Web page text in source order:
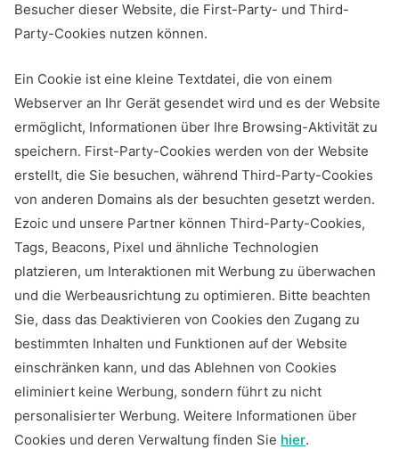
Besucher dieser Website, die First-Party- und Third-
Party-Cookies nutzen können.
Ein Cookie ist eine kleine Textdatei, die von einem
Webserver an Ihr Gerät gesendet wird und es der Website
ermöglicht, Informationen über Ihre Browsing-Aktivität zu
speichern. First-Party-Cookies werden von der Website
erstellt, die Sie besuchen, während Third-Party-Cookies
von anderen Domains als der besuchten gesetzt werden.
Ezoic und unsere Partner können Third-Party-Cookies,
Tags, Beacons, Pixel und ähnliche Technologien
platzieren, um Interaktionen mit Werbung zu überwachen
und die Werbeausrichtung zu optimieren. Bitte beachten
Sie, dass das Deaktivieren von Cookies den Zugang zu
bestimmten Inhalten und Funktionen auf der Website
einschränken kann, und das Ablehnen von Cookies
eliminiert keine Werbung, sondern führt zu nicht
personalisierter Werbung. Weitere Informationen über
Cookies und deren Verwaltung finden Sie hier.